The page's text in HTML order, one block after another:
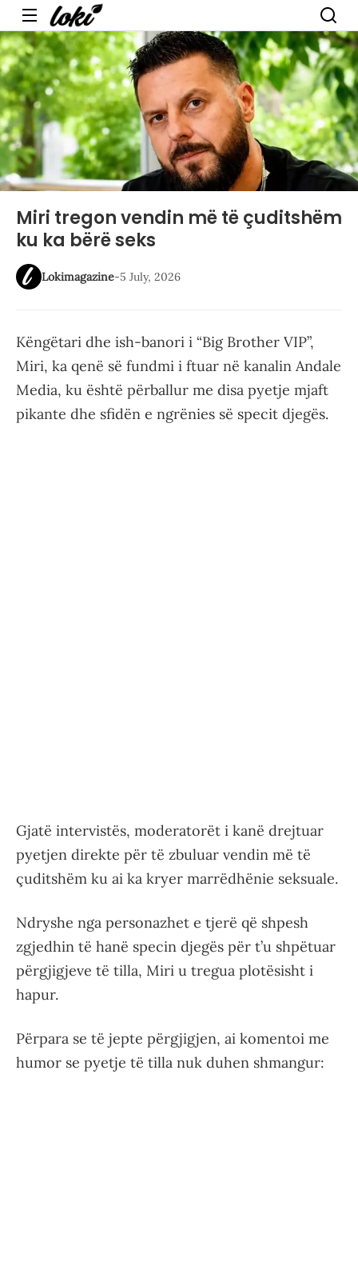
Menu
Miri tregon vendin më të çuditshëm
ku ka bërë seks
Lokimagazine-5 July, 2026
Këngëtari dhe ish-banori i “Big Brother VIP”,
Miri, ka qenë së fundmi i ftuar në kanalin Andale
Media, ku është përballur me disa pyetje mjaft
pikante dhe sfidën e ngrënies së specit djegës.
Gjatë intervistës, moderatorët i kanë drejtuar
pyetjen direkte për të zbuluar vendin më të
çuditshëm ku ai ka kryer marrëdhënie seksuale.
Ndryshe nga personazhet e tjerë që shpesh
zgjedhin të hanë specin djegës për t’u shpëtuar
përgjigjeve të tilla, Miri u tregua plotësisht i
hapur.
Përpara se të jepte përgjigjen, ai komentoi me
humor se pyetje të tilla nuk duhen shmangur: